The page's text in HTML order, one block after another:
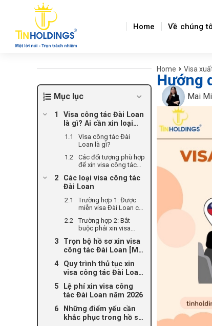
Home Về chúng
Mục lục
Visa công tác Đài Loan
là gì? Ai cần xin loại
Visa công tác Đài
Loan là gì?
Các đối tượng phù hợp
để xin visa công tác
Các loại visa công tác
Đài Loan
Trường hợp 1: Được
miễn visa Đài Loan có
mục đích công tác
Trường hợp 2: Bắt
buộc phải xin visa
phòng Đài Bắc (TECO)
Trọn bộ hồ sơ xin visa
công tác Đài Loan [Mới
Quy trình thủ tục xin
visa công tác Đài Loan
Lệ phí xin visa công
tác Đài Loan năm 2026
Những điểm yếu cần
khắc phục trong hồ sơ
You are here:
Home Visa
Hướng
Mai